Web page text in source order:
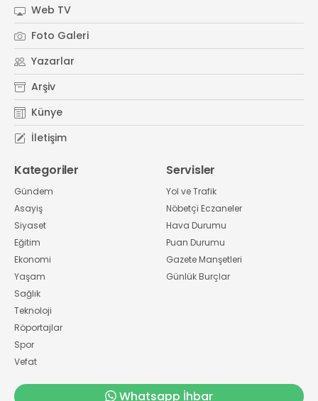
Web TV
Foto Galeri
Yazarlar
Arşiv
Künye
İletişim
Kategoriler
Gündem
Asayiş
Siyaset
Eğitim
Ekonomi
Yaşam
Sağlık
Teknoloji
Röportajlar
Spor
Vefat
Servisler
Yol ve Trafik
Nöbetçi Eczaneler
Hava Durumu
Puan Durumu
Gazete Manşetleri
Günlük Burçlar
Whatsapp İhbar